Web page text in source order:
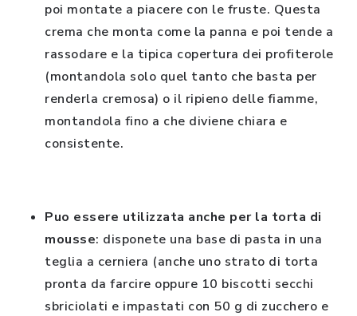
poi montate a piacere con le fruste. Questa
crema che monta come la panna e poi tende a
rassodare e la tipica copertura dei profiterole
(montandola solo quel tanto che basta per
renderla cremosa) o il ripieno delle fiamme,
montandola fino a che diviene chiara e
consistente.
Puo essere utilizzata anche per la torta di
mousse: disponete una base di pasta in una
teglia a cerniera (anche uno strato di torta
pronta da farcire oppure 10 biscotti secchi
sbriciolati e impastati con 50 g di zucchero e